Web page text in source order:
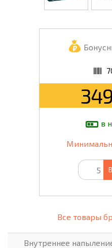
в
Все товары
Внутреннее